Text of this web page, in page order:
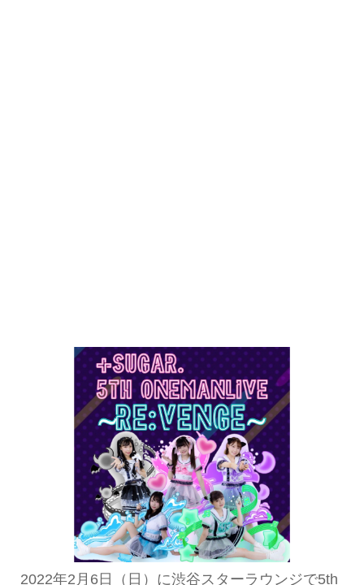
2022年2月6日（日）に渋谷スターラウンジで5th